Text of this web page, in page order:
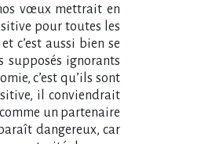
vœux mettrait en
pour toutes les
c’est aussi bien se
supposés ignorants
c’est qu’ils sont
il conviendrait
un partenaire
dangereux, car